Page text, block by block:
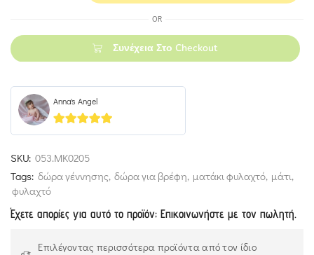
OR
Συνέχεια Στο Checkout
Anna's Angel
5out of 5
SKU: 053.MK0205
Tags: δώρα γέννησης, δώρα για βρέφη, ματάκι φυλαχτό, μάτι,
φυλαχτό
Έχετε απορίες για αυτό το προϊόν; Επικοινωνήστε με τον πωλητή.
Επιλέγοντας περισσότερα προϊόντα από τον ίδιο